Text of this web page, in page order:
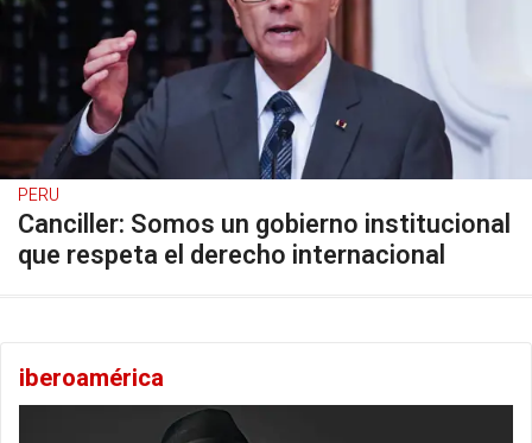
PERU
Canciller: Somos un gobierno institucional
que respeta el derecho internacional
iberoamérica